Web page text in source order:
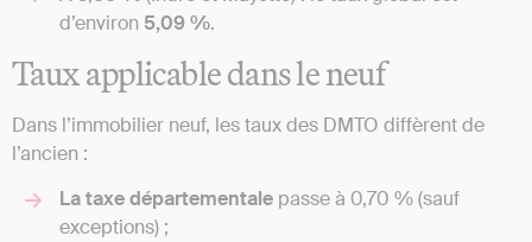
d’environ 5,09 %.
Taux applicable dans le neuf
Dans l’immobilier neuf, les taux des DMTO diffèrent de
l’ancien :
La taxe départementale passe à 0,70 % (sauf
exceptions) ;